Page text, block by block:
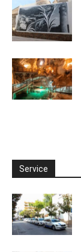
Service